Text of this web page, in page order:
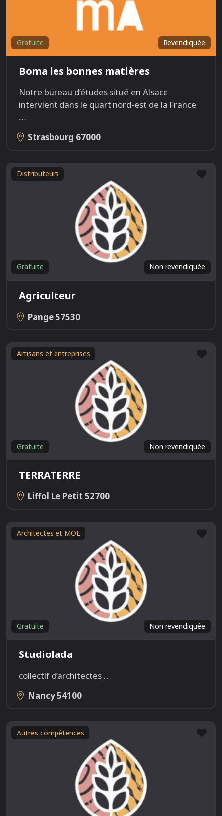
Revendiquée
Gratuite
Boma les bonnes matières
Notre bureau d’études situé en Alsace
intervient dans le quart nord-est de la France
…
Strasbourg 67000
Distributeurs
Non revendiquée
Gratuite
Agriculteur
Pange57530
Artisans et entreprises
Non revendiquée
Gratuite
TERRATERRE
Liffol Le Petit 52700
Architectes et MOE
Non revendiquée
Gratuite
Studiolada
collectif d’architectes …
Nancy54100
Autres compétences